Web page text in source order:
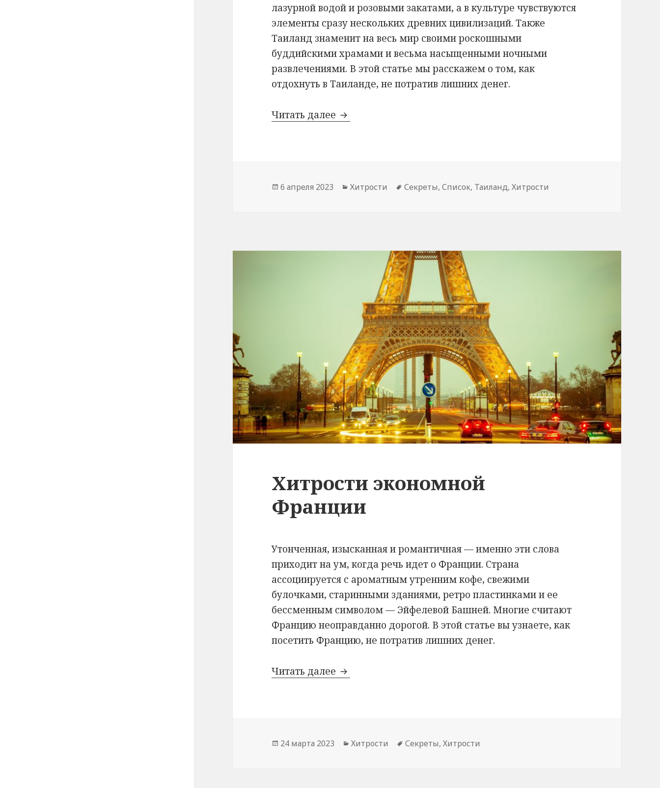
лазурной водой и розовыми закатами, а в культуре чувствуются
элементы сразу нескольких древних цивилизаций. Также
Таиланд знаменит на весь мир своими роскошными
буддийскими храмами и весьма насыщенными ночными
развлечениями. В этой статье мы расскажем о том, как
отдохнуть в Таиланде, не потратив лишних денег.
Читать далее Хитрости экономного Таиланда
Опубликовано
6 апреля 2023 Рубрики
Хитрости Метки
Секреты,Список, Таиланд,Хитрости
Хитрости экономной
Франции
Утонченная, изысканная и романтичная — именно эти слова
приходит на ум, когда речь идет о Франции. Страна
ассоциируется с ароматным утренним кофе, свежими
булочками, старинными зданиями, ретро пластинками и ее
бессменным символом — Эйфелевой Башней. Многие считают
Францию неоправданно дорогой. В этой статье вы узнаете, как
посетить Францию, не потратив лишних денег.
Читать далее Хитрости экономной Франции
Опубликовано
24 марта 2023 Рубрики
Хитрости Метки
Секреты,Хитрости